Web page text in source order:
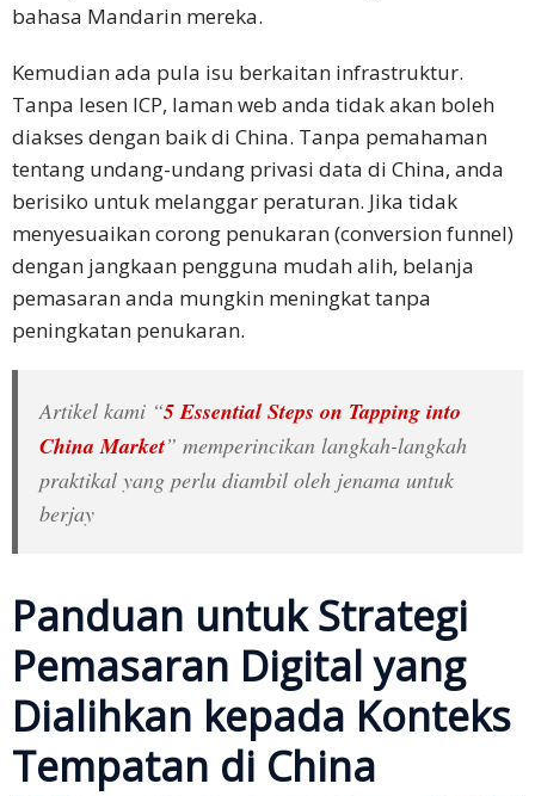
bahasa Mandarin mereka.
Kemudian ada pula isu berkaitan infrastruktur.
Tanpa lesen ICP, laman web anda tidak akan boleh
diakses dengan baik di China. Tanpa pemahaman
tentang undang-undang privasi data di China, anda
berisiko untuk melanggar peraturan. Jika tidak
menyesuaikan corong penukaran (conversion funnel)
dengan jangkaan pengguna mudah alih, belanja
pemasaran anda mungkin meningkat tanpa
peningkatan penukaran.
Artikel kami “5 Essential Steps on Tapping into
China Market” memperincikan langkah-langkah
praktikal yang perlu diambil oleh jenama untuk
berjay
Panduan untuk Strategi
Pemasaran Digital yang
Dialihkan kepada Konteks
Tempatan di China